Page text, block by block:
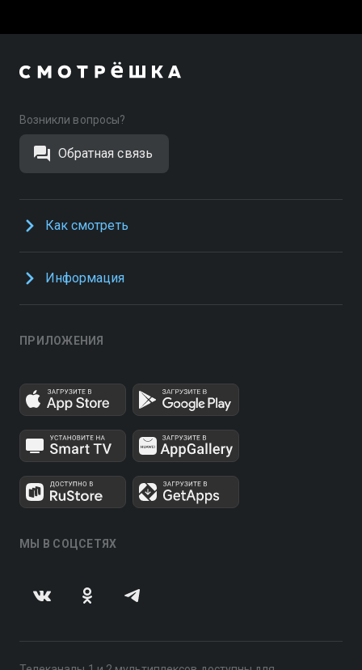
Возникли вопросы?
Обратная связь
Как смотреть
Информация
ПРИЛОЖЕНИЯ
МЫ В СОЦСЕТЯХ